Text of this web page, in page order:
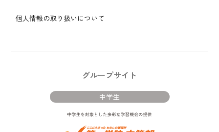
個人情報の取り扱いについて
グループサイト
中学生